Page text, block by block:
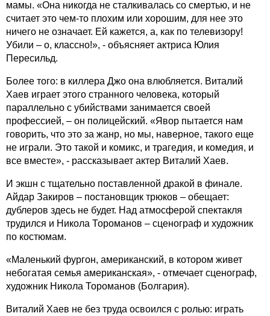
мамы. «Она никогда не сталкивалась со смертью, и не
считает это чем-то плохим или хорошим, для нее это
ничего не означает. Ей кажется, а, как по телевизору!
Убили – о, классно!», - объясняет актриса Юлия
Пересильд.
Более того: в киллера Джо она влюбляется. Виталий
Хаев играет этого странного человека, который
параллельно с убийствами занимается своей
профессией, – он полицейский. «Явор пытается нам
говорить, что это за жанр, но мы, наверное, такого еще
не играли. Это такой и комикс, и трагедия, и комедия, и
все вместе», - рассказывает актер Виталий Хаев.
И экшн с тщательно поставленной дракой в финале.
Айдар Закиров – постановщик трюков – обещает:
дублеров здесь не будет. Над атмосферой спектакля
трудился и Никола Тороманов – сценограф и художник
по костюмам.
«Маленький фургон, американский, в котором живет
небогатая семья американская», - отмечает сценограф,
художник Никола Тороманов (Болгария).
Виталий Хаев не без труда освоился с ролью: играть